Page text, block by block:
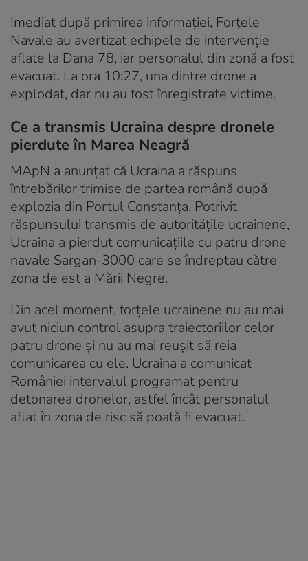
Imediat după primirea informației, Forțele
Navale au avertizat echipele de intervenție
aflate la Dana 78, iar personalul din zonă a fost
evacuat. La ora 10:27, una dintre drone a
explodat, dar nu au fost înregistrate victime.
Ce a transmis Ucraina despre dronele
pierdute în Marea Neagră
MApN a anunțat că Ucraina a răspuns
întrebărilor trimise de partea română după
explozia din Portul Constanța. Potrivit
răspunsului transmis de autoritățile ucrainene,
Ucraina a pierdut comunicațiile cu patru drone
navale Sargan-3000 care se îndreptau către
zona de est a Mării Negre.
Din acel moment, forțele ucrainene nu au mai
avut niciun control asupra traiectoriilor celor
patru drone și nu au mai reușit să reia
comunicarea cu ele. Ucraina a comunicat
României intervalul programat pentru
detonarea dronelor, astfel încât personalul
aflat în zona de risc să poată fi evacuat.